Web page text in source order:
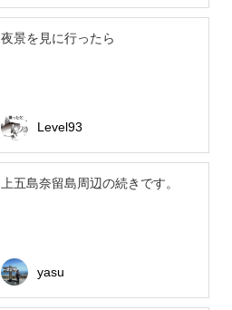
夜景を見に行ったら
Level93
上五島奈留島周辺の続きです。
yasu